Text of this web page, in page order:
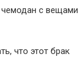
чемодан с вещами
что этот брак